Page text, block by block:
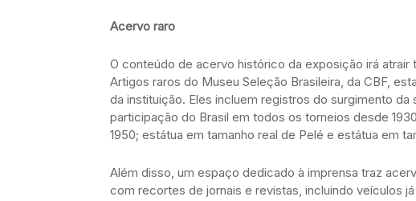
Acervo raro
O conteúdo de acervo histórico da exposição irá
Artigos raros do Museu Seleção Brasileira, da CBF,
da instituição. Eles incluem registros do surgimento da
participação do Brasil em todos os torneios desde
1950; estátua em tamanho real de Pelé e estátua em
Além disso, um espaço dedicado à imprensa traz
com recortes de jornais e revistas, incluindo veículos